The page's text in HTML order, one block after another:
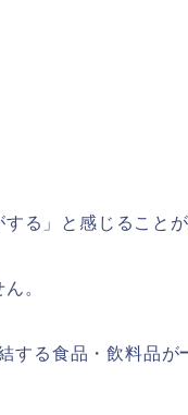
る」と感じること
。
する食品・飲料品が